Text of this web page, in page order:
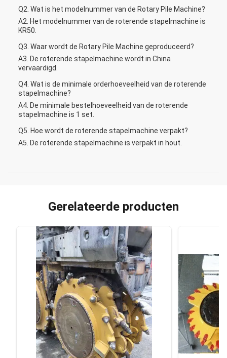
Q2. Wat is het modelnummer van de Rotary Pile Machine?
A2. Het modelnummer van de roterende stapelmachine is
KR50.
Q3. Waar wordt de Rotary Pile Machine geproduceerd?
A3. De roterende stapelmachine wordt in China
vervaardigd.
Q4. Wat is de minimale orderhoeveelheid van de roterende
stapelmachine?
A4. De minimale bestelhoeveelheid van de roterende
stapelmachine is 1 set.
Q5. Hoe wordt de roterende stapelmachine verpakt?
A5. De roterende stapelmachine is verpakt in hout.
Gerelateerde producten